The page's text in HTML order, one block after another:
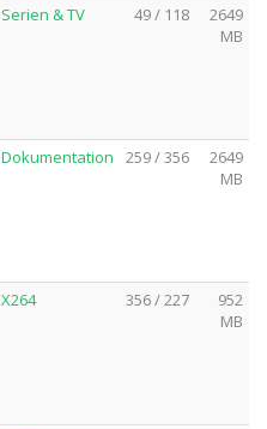
Serien & TV 49 / 118
2649
MB
Dokumentation 259 / 356
2649
MB
X264 356 / 227
952
MB